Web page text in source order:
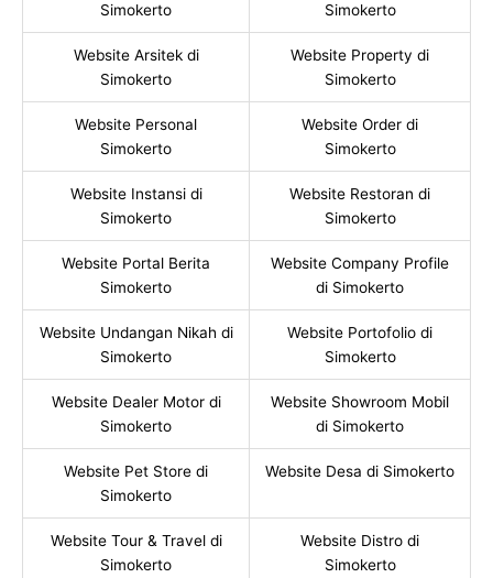
Simokerto
Simokerto
Website Arsitek di
Simokerto
Website Property di
Simokerto
Website Personal
Simokerto
Website Order di
Simokerto
Website Instansi di
Simokerto
Website Restoran di
Simokerto
Website Portal Berita
Simokerto
Website Company Profile
di Simokerto
Website Undangan Nikah di
Simokerto
Website Portofolio di
Simokerto
Website Dealer Motor di
Simokerto
Website Showroom Mobil
di Simokerto
Website Pet Store di
Simokerto
Website Desa di Simokerto
Website Tour & Travel di
Simokerto
Website Distro di
Simokerto